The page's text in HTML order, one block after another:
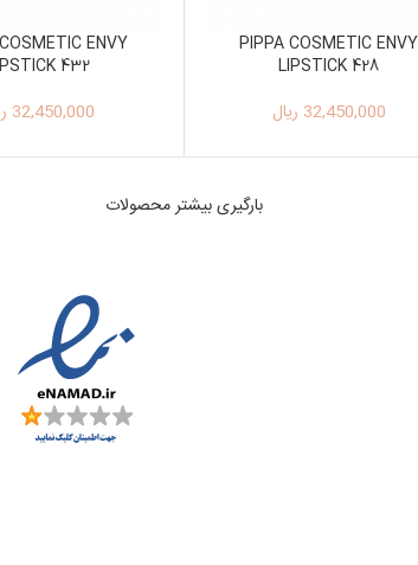
PIPPA COSMETIC ENVY
LIPSTICK 428
32,450,000 ریال
ENVY
432
32,450,000
بارگیری بیشتر محصولات